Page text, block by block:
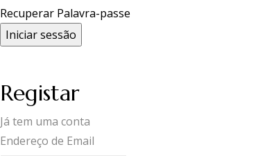
Recuperar Palavra-passe
Registar
Já tem uma conta
Endereço de Email